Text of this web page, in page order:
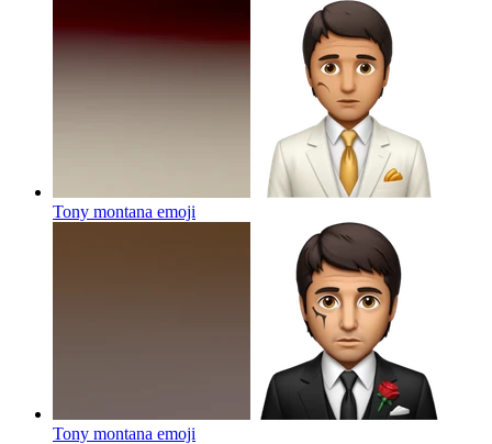
Tony montana emoji
Tony montana emoji